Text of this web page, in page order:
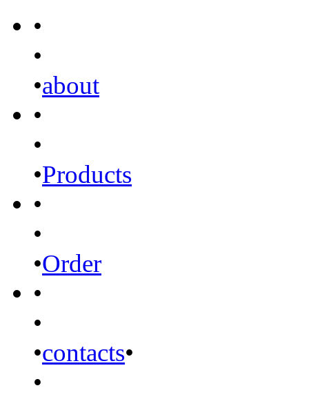
•
•
•about
•
•
•Products
•
•
•Order
•
•
•contacts•
•